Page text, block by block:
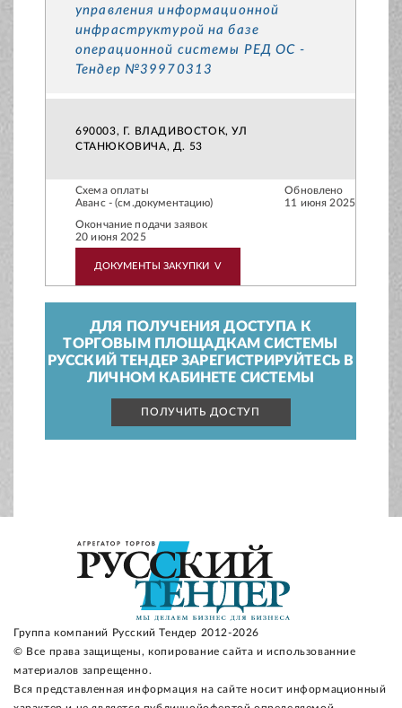
управления информационной
инфраструктурой на базе
операционной системы РЕД ОС -
Тендер №39970313
690003, Г. ВЛАДИВОСТОК, УЛ
СТАНЮКОВИЧА, Д. 53
Схема оплаты
Аванс - (см.документацию)
Обновлено
11 июня 2025
Окончание подачи заявок
20 июня 2025
ДОКУМЕНТЫ ЗАКУПКИ V
ДЛЯ ПОЛУЧЕНИЯ ДОСТУПА К
ТОРГОВЫМ ПЛОЩАДКАМ СИСТЕМЫ
РУССКИЙ ТЕНДЕР ЗАРЕГИСТРИРУЙТЕСЬ В
ЛИЧНОМ КАБИНЕТЕ СИСТЕМЫ
ПОЛУЧИТЬ ДОСТУП
Группа компаний Русский Тендер 2012-2026
© Все права защищены, копирование сайта и использованние
материалов запрещенно.
Вся представленная информация на сайте носит информационный